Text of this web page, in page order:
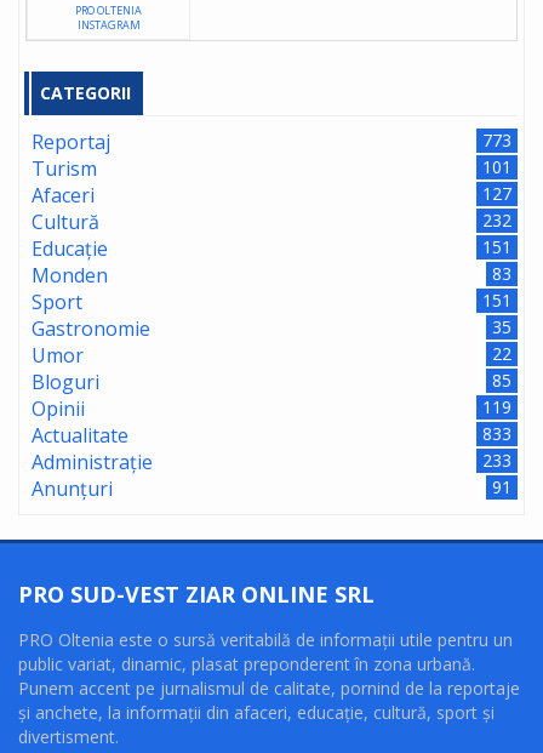
PRO OLTENIA
INSTAGRAM
CATEGORII
Reportaj 773
Turism 101
Afaceri 127
Cultură 232
Educație 151
Monden 83
Sport 151
Gastronomie 35
Umor 22
Bloguri 85
Opinii 119
Actualitate 833
Administrație 233
Anunțuri 91
PRO SUD-VEST ZIAR ONLINE SRL
PRO Oltenia este o sursă veritabilă de informaţii utile pentru un
public variat, dinamic, plasat preponderent în zona urbană.
Punem accent pe jurnalismul de calitate, pornind de la reportaje
şi anchete, la informaţii din afaceri, educaţie, cultură, sport şi
divertisment.